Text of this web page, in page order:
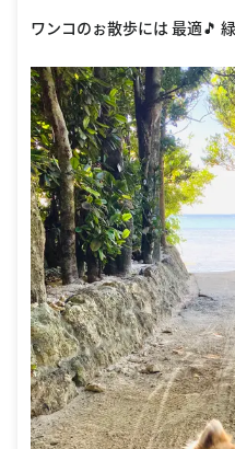
ワンコのぉ散歩には 最適🎵